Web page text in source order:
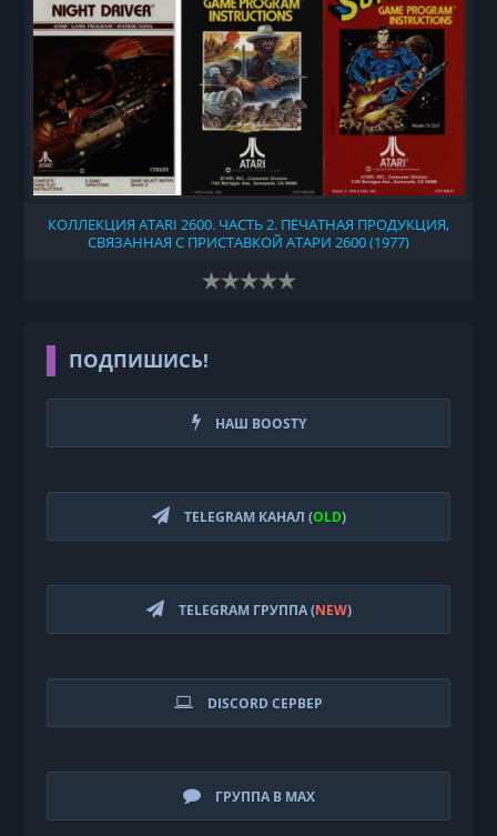
КОЛЛЕКЦИЯ ATARI 2600. ЧАСТЬ 2. ПЕЧАТНАЯ ПРОДУКЦИЯ,
СВЯЗАННАЯ С ПРИСТАВКОЙ АТАРИ 2600 (1977)
ПОДПИШИСЬ!
НАШ BOOSTY
TELEGRAM КАНАЛ (OLD)
TELEGRAM ГРУППА (NEW)
DISCORD СЕРВЕР
ГРУППА В MAX